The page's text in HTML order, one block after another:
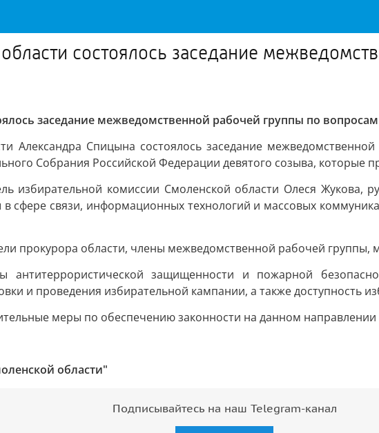
состоялось заседание
заседание межведомственной рабочей группы по
Александра Спицына состоялось заседание
Собрания Российской Федерации девятого созыва, которые
избирательной комиссии Смоленской области Олеся Жукова,
сфере связи, информационных технологий и массовых
прокурора области, члены межведомственной рабочей
антитеррористической защищенности и пожарной
и проведения избирательной кампании, а также доступность
меры по обеспечению законности на данном направлении
области"
Подписывайтесь на наш Telegram-канал